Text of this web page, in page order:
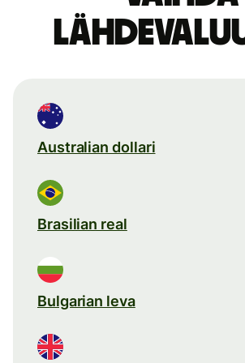
Australian dollari
Brasilian real
Bulgarian leva